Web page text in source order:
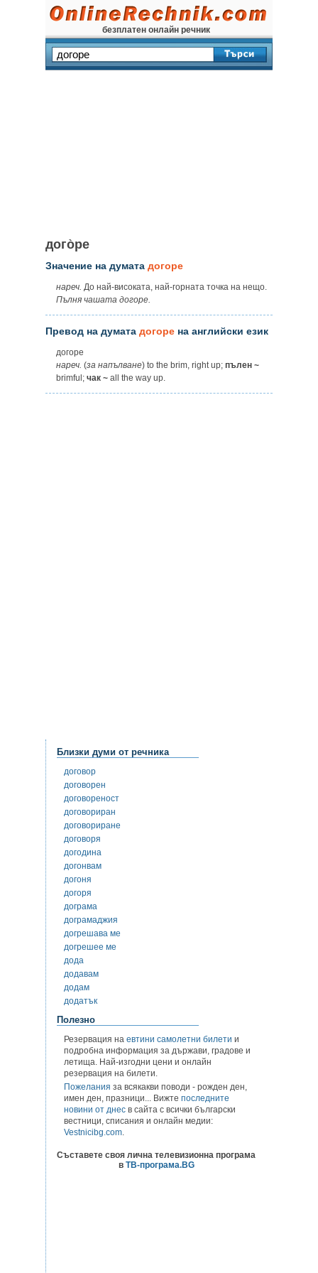
безплатен онлайн речник
дого̀ре
Значение на думата догоре
нареч. До най-високата, най-горната точка на нещо.
Пълня чашата догоре.
Превод на думата догоре на английски език
догоре
нареч. (за напълване) to the brim, right up; пълен ~
brimful; чак ~ all the way up.
Близки думи от речника
договор
договорен
договореност
договориран
договориране
договоря
догодина
догонвам
догоня
догоря
дограма
дограмаджия
догрешава ме
догрешее ме
дода
додавам
додам
додатък
Полезно
Резервация на евтини самолетни билети и
подробна информация за държави, градове и
летища. Най-изгодни цени и онлайн
резервация на билети.
Пожелания за всякакви поводи - рожден ден,
имен ден, празници... Вижте последните
новини от днес в сайта с всички български
вестници, списания и онлайн медии:
Vestnicibg.com.
Съставете своя лична телевизионна програма
в ТВ-програма.BG